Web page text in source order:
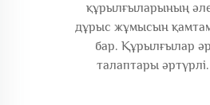
құрылғыларының
дұрыс жұмысын
бар. Құрылғылар
талаптары